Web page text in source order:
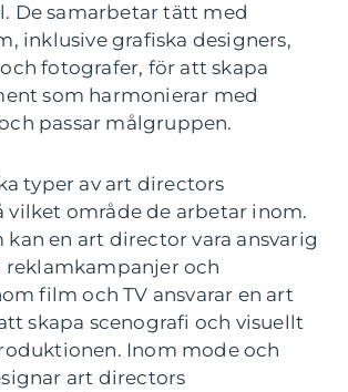
De samarbetar tätt med
inklusive grafiska designers,
fotografer, för att skapa
som harmonierar med
passar målgruppen.
typer av art directors
vilket område de arbetar inom.
kan en art director vara ansvarig
reklamkampanjer och
film och TV ansvarar en art
skapa scenografi och visuellt
Inom mode och
art directors